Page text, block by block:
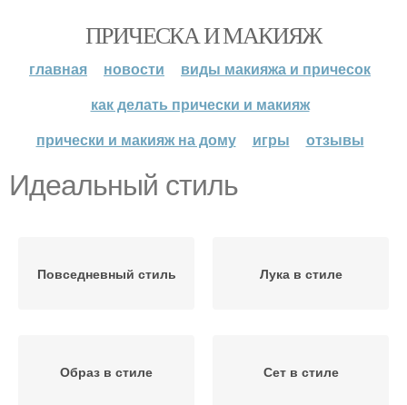
ПРИЧЕСКА И МАКИЯЖ
главная новости
виды макияжа и причесок
как делать прически и макияж
прически и макияж на дому
игры отзывы
Идеальный стиль
Повседневный стиль Лука в стиле
Образ в стиле Сет в стиле